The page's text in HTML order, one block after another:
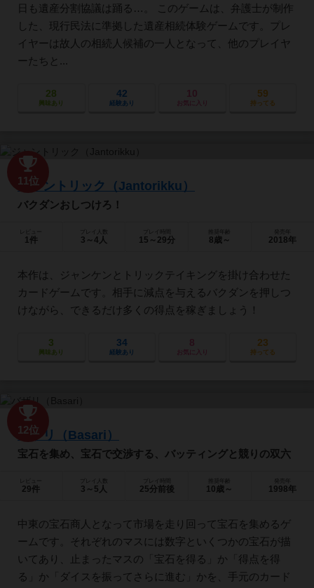
日も遺産分割協議は踊る…。 このゲームは、弁護士が制作
した、現行民法に準拠した遺産相続体験ゲームです。プレ
イヤーは故人の相続人候補の一人となって、他のプレイヤ
ーたちと...
28
興味あり
42
経験あり
10
お気に入り
59
持ってる
11位
ジャントリック（Jantorikku）
バクダンおしつけろ！
1件
プレイ人数
3～4人 15～29分 8歳～ 2018年
本作は、ジャンケンとトリックテイキングを掛け合わせた
カードゲームです。相手に減点を与えるバクダンを押しつ
けながら、できるだけ多くの得点を稼ぎましょう！
3
興味あり
34
経験あり
8
お気に入り
23
持ってる
12位
バザリ（Basari）
宝石を集め、宝石で交渉する、バッティングと競りの双六
29件
プレイ人数
3～5人 25分前後 10歳～ 1998年
中東の宝石商人となって市場を走り回って宝石を集めるゲ
ームです。それぞれのマスには数字といくつかの宝石が描
いてあり、止まったマスの「宝石を得る」か「得点を得
る」か「ダイスを振ってさらに進む」かを、手元のカード